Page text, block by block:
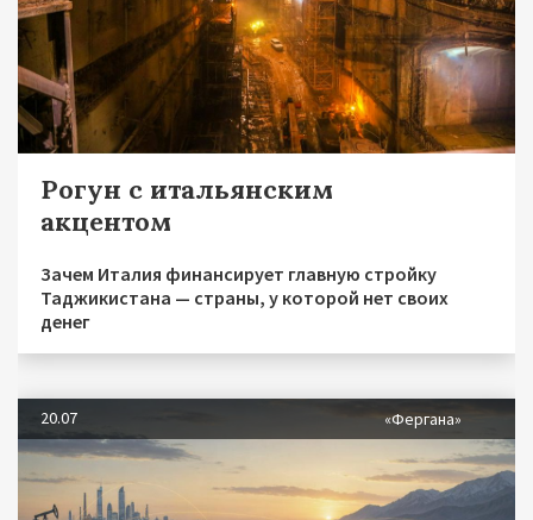
Рогун с итальянским
акцентом
Зачем Италия финансирует главную стройку
Таджикистана — страны, у которой нет своих
денег
20.07 «Фергана»